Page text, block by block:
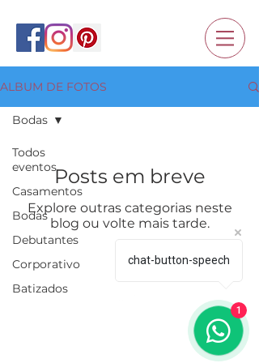
ALBUM DE FOTOS
Todos
eventos
Casamentos
Bodas
Debutantes
Corporativo
Batizados
Bodas
Posts em breve
Explore outras categorias neste
blog ou volte mais tarde.
chat-button-speech
1